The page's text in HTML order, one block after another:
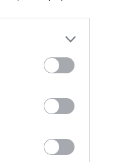
συμμόρφωσης με το
υποδομών,